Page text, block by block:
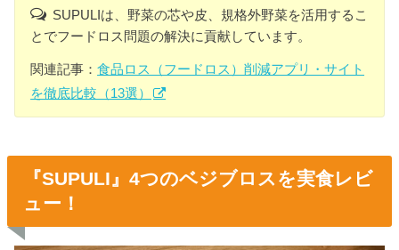
SUPULIは、野菜の芯や皮、規格外野菜を活用するこ
とでフードロス問題の解決に貢献しています。
関連記事：食品ロス（フードロス）削減アプリ・サイト
を徹底比較（13選）
『SUPULI』4つのベジブロスを実食レビ
ュー！